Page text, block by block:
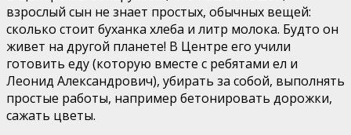
взрослый сын не знает простых, обычных вещей:
сколько стоит буханка хлеба и литр молока. Будто он
живет на другой планете! В Центре его учили
готовить еду (которую вместе с ребятами ел и
Леонид Александрович), убирать за собой, выполнять
простые работы, например бетонировать дорожки,
сажать цветы.